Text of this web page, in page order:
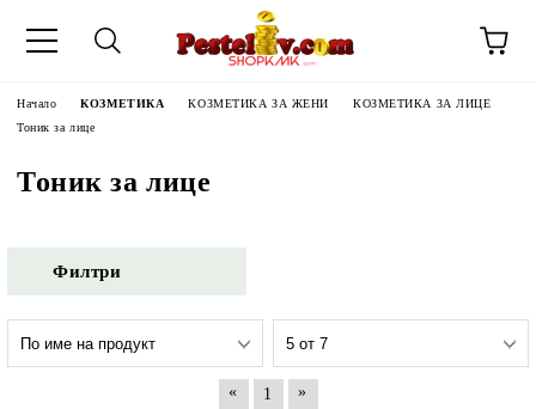
Начало КОЗМЕТИКА КОЗМЕТИКА ЗА ЖЕНИ
КОЗМЕТИКА ЗА ЛИЦЕ
Тоник за лице
Тоник за лице
Филтри
« 1 »